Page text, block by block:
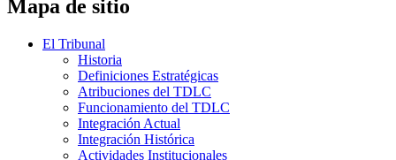
Mapa de sitio
El Tribunal
Historia
Definiciones Estratégicas
Atribuciones del TDLC
Funcionamiento del TDLC
Integración Actual
Integración Histórica
Actividades Institucionales